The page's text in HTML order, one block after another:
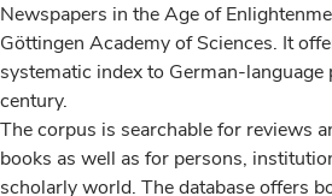
Newspapers in the Age of
Göttingen Academy of Sciences. It
systematic index to German-
century.
The corpus is searchable for reviews
books as well as for persons,
scholarly world. The database offers